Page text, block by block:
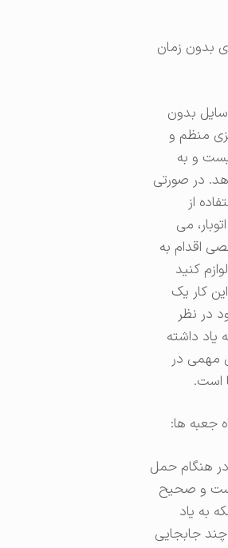
زمان
بدون
و
به
صورتی
از
می
به
کنید
یک
نظر
داشته
در
حمل
و صحیح
یاد
جابجایی